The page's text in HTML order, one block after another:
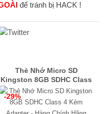
để tránh bị HACK !
Thẻ Nhớ Micro SD
Kingston 8GB SDHC Class
4 Kèm Adapter - Hàng
Chính Hãng
-29%